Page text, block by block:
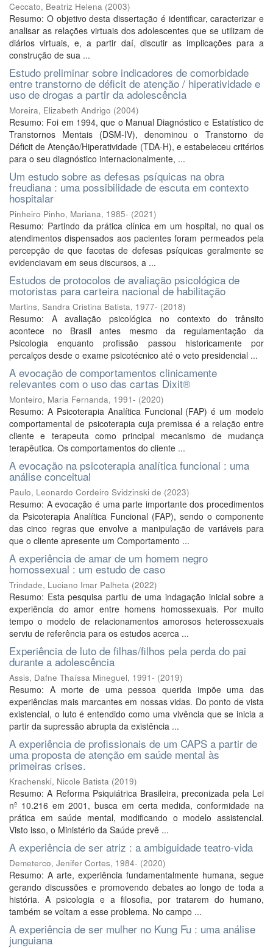
Ceccato, Beatriz Helena (2003)
Resumo: O objetivo desta dissertação é identificar, caracterizar e
analisar as relações virtuais dos adolescentes que se utilizam de
diários virtuais, e, a partir daí, discutir as implicações para a
construção de sua ...
Estudo preliminar sobre indicadores de comorbidade
entre transtorno de déficit de atenção / hiperatividade e
uso de drogas a partir da adolescência
Moreira, Elizabeth Andrigo (2004)
Resumo: Foi em 1994, que o Manual Diagnóstico e Estatístico de
Transtornos Mentais (DSM-IV), denominou o Transtorno de
Déficit de Atenção/Hiperatividade (TDA-H), e estabeleceu critérios
para o seu diagnóstico internacionalmente, ...
Um estudo sobre as defesas psíquicas na obra
freudiana : uma possibilidade de escuta em contexto
hospitalar
Pinheiro Pinho, Mariana, 1985- (2021)
Resumo: Partindo da prática clínica em um hospital, no qual os
atendimentos dispensados aos pacientes foram permeados pela
percepção de que facetas de defesas psíquicas geralmente se
evidenciavam em seus discursos, a ...
Estudos de protocolos de avaliação psicológica de
motoristas para carteira nacional de habilitação
Martins, Sandra Cristina Batista, 1977- (2018)
Resumo: A avaliação psicológica no contexto do trânsito
acontece no Brasil antes mesmo da regulamentação da
Psicologia enquanto profissão passou historicamente por
percalços desde o exame psicotécnico até o veto presidencial ...
A evocação de comportamentos clinicamente
relevantes com o uso das cartas Dixit®
Monteiro, Maria Fernanda, 1991- (2020)
Resumo: A Psicoterapia Analítica Funcional (FAP) é um modelo
comportamental de psicoterapia cuja premissa é a relação entre
cliente e terapeuta como principal mecanismo de mudança
terapêutica. Os comportamentos do cliente ...
A evocação na psicoterapia analítica funcional : uma
análise conceitual
Paulo, Leonardo Cordeiro Svidzinski de (2023)
Resumo: A evocação é uma parte importante dos procedimentos
da Psicoterapia Analítica Funcional (FAP), sendo o componente
das cinco regras que envolve a manipulação de variáveis para
que o cliente apresente um Comportamento ...
A experiência de amar de um homem negro
homossexual : um estudo de caso
Trindade, Luciano Imar Palheta (2022)
Resumo: Esta pesquisa partiu de uma indagação inicial sobre a
experiência do amor entre homens homossexuais. Por muito
tempo o modelo de relacionamentos amorosos heterossexuais
serviu de referência para os estudos acerca ...
Experiência de luto de filhas/filhos pela perda do pai
durante a adolescência
Assis, Dafne Thaíssa Mineguel, 1991- (2019)
Resumo: A morte de uma pessoa querida impõe uma das
experiências mais marcantes em nossas vidas. Do ponto de vista
existencial, o luto é entendido como uma vivência que se inicia a
partir da supressão abrupta da existência ...
A experiência de profissionais de um CAPS a partir de
uma proposta de atenção em saúde mental às
primeiras crises.
Krachenski, Nicole Batista (2019)
Resumo: A Reforma Psiquiátrica Brasileira, preconizada pela Lei
nº 10.216 em 2001, busca em certa medida, conformidade na
prática em saúde mental, modificando o modelo assistencial.
Visto isso, o Ministério da Saúde prevê ...
A experiência de ser atriz : a ambiguidade teatro-vida
Demeterco, Jenifer Cortes, 1984- (2020)
Resumo: A arte, experiência fundamentalmente humana, segue
gerando discussões e promovendo debates ao longo de toda a
história. A psicologia e a filosofia, por tratarem do humano,
também se voltam a esse problema. No campo ...
A experiência de ser mulher no Kung Fu : uma análise
junguiana